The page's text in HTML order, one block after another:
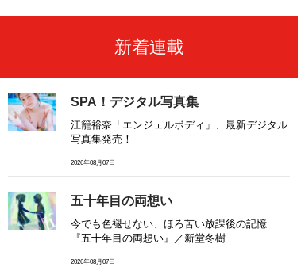
新着連載
SPA！デジタル写真集
江籠裕奈「エンジェルボディ」、最新デジタル
写真集発売！
2026年08月07日
五十年目の両想い
今でも色褪せない、ほろ苦い放課後の記憶
『五十年目の両想い』／新堂冬樹
2026年08月07日